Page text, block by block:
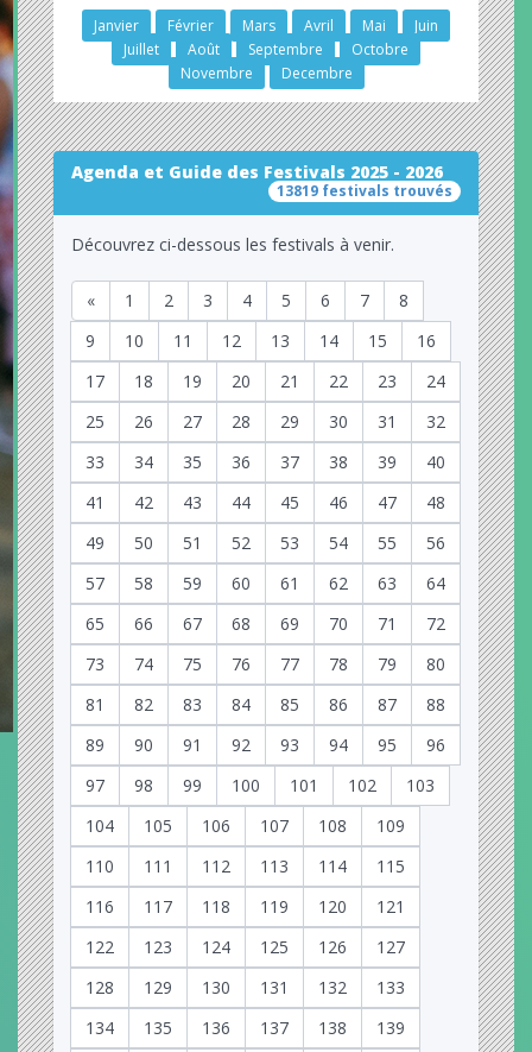
Janvier Février Mars Avril Mai
Juin
Juillet
Août Septembre
Octobre
Novembre
Decembre
Agenda et Guide des Festivals 2025 - 2026
13819 festivals trouvés
Découvrez ci-dessous les festivals à venir.
« 1 2 3 4 5 6 7
8
9
10 11 12 13 14 15
16
17
18 19 20 21 22 23
24
25
26 27 28 29 30 31
32
33
34 35 36 37 38 39
40
41
42 43 44 45 46 47
48
49
50 51 52 53 54 55
56
57
58 59 60 61 62 63
64
65
66 67 68 69 70 71
72
73
74 75 76 77 78 79
80
81
82 83 84 85 86 87
88
89
90 91 92 93 94 95
96
97
98 99 100 101 102
103
104
105 106 107 108
109
110
111 112 113 114
115
116
117 118 119 120
121
122
123 124 125 126
127
128
129 130 131 132
133
134
135 136 137 138
139